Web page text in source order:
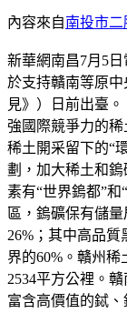
內容來自南投市二
新華網南昌7月5
於支持贛南等原
見》）日前出臺
強國際競爭力的
稀土開采留下的“
劃，加大稀土和鎢
素有“世界鎢都”
區，鎢礦保有儲
26%；其中高品
界的60%。贛州稀
2534平方公裡。
富含高價值的鋱